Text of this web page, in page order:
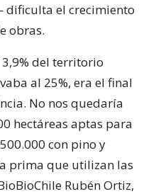
el crecimiento
obras.
del territorio
al 25%, era el final
No nos quedaría
hectáreas aptas para
con pino y
prima que utilizan las
Rubén Ortiz,